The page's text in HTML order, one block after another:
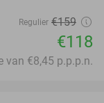
Regulier €159
€118
van €8,45 p.p.p.n.